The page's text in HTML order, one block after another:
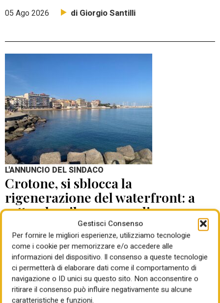
Gestisci Consenso
Per fornire le migliori esperienze, utilizziamo tecnologie
come i cookie per memorizzare e/o accedere alle
informazioni del dispositivo. Il consenso a queste tecnologie
ci permetterà di elaborare dati come il comportamento di
navigazione o ID unici su questo sito. Non acconsentire o
ritirare il consenso può influire negativamente su alcune
caratteristiche e funzioni.
05 Ago 2026 di Giorgio Santilli
L'ANNUNCIO DEL SINDACO
Crotone, si sblocca la
rigenerazione del waterfront: a
settembre il concorso di
progettazione
05 Ago 2026 di Mauro Giansante